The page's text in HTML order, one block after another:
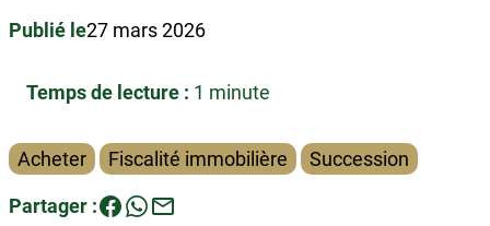
Publié le27 mars 2026
Temps de lecture : 1 minute
Acheter Fiscalité immobilière Succession
Partager :